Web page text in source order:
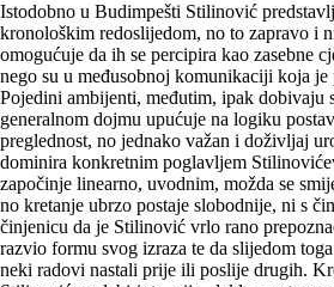
Istodobno u Budimpešti Stilinović
kronološkim redoslijedom, no to zapravo i
omogućuje da ih se percipira kao zasebne
nego su u međusobnoj komunikaciji koja je
Pojedini ambijenti, međutim, ipak dobivaju
generalnom dojmu upućuje na logiku
preglednost, no jednako važan i doživljaj
dominira konkretnim poglavljem
započinje linearno, uvodnim, možda se
no kretanje ubrzo postaje slobodnije, ni s
činjenicu da je Stilinović vrlo rano
razvio formu svog izraza te da slijedom
neki radovi nastali prije ili poslije drugih.